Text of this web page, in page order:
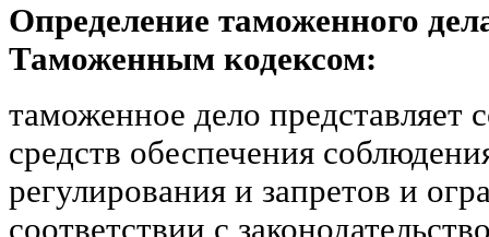
Определение таможенного
Таможенным кодексом:
таможенное дело представляет
средств обеспечения
регулирования и запретов и
соответствии с